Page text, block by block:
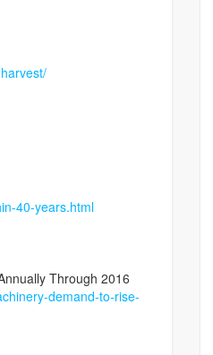
40-years.html
Through 2016
demand-to-rise-